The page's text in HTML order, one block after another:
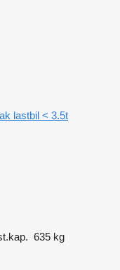
lastbil < 3.5t
635 kg